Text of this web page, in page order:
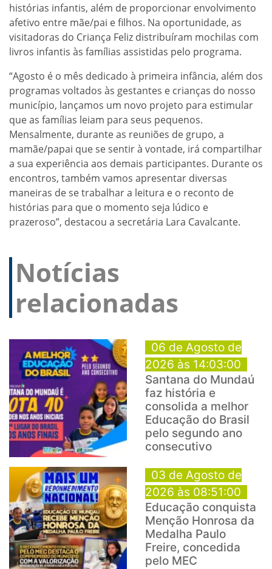
histórias infantis, além de proporcionar envolvimento
afetivo entre mãe/pai e filhos. Na oportunidade, as
visitadoras do Criança Feliz distribuíram mochilas com
livros infantis às famílias assistidas pelo programa.
“Agosto é o mês dedicado à primeira infância, além dos
programas voltados às gestantes e crianças do nosso
município, lançamos um novo projeto para estimular
que as famílias leiam para seus pequenos.
Mensalmente, durante as reuniões de grupo, a
mamãe/papai que se sentir à vontade, irá compartilhar
a sua experiência aos demais participantes. Durante os
encontros, também vamos apresentar diversas
maneiras de se trabalhar a leitura e o reconto de
histórias para que o momento seja lúdico e
prazeroso”, destacou a secretária Lara Cavalcante.
Notícias
relacionadas
06 de Agosto de
2026 às 14:03:00
Santana do Mundaú
faz história e
consolida a melhor
Educação do Brasil
pelo segundo ano
consecutivo
03 de Agosto de
2026 às 08:51:00
Educação conquista
Menção Honrosa da
Medalha Paulo
Freire, concedida
pelo MEC